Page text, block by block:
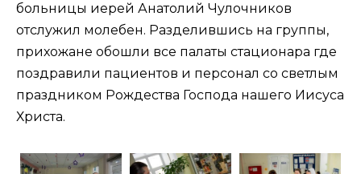
больницы иерей Анатолий Чулочников
отслужил молебен. Разделившись на группы,
прихожане обошли все палаты стационара где
поздравили пациентов и персонал со светлым
праздником Рождества Господа нашего Иисуса
Христа.